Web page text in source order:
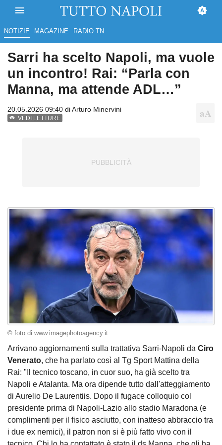
NOTIZIE MAGAZINE RADIO TN
Sarri ha scelto Napoli, ma vuole
un incontro! Rai: “Parla con
Manna, ma attende ADL…”
20.05.2026 09:40 diArturo Minervini
VEDI LETTURE
© foto di www.imagephotoagency.it
Arrivano aggiornamenti sulla trattativa Sarri-Napoli da Ciro
Venerato, che ha parlato così al Tg Sport Mattina della
Rai: "Il tecnico toscano, in cuor suo, ha già scelto tra
Napoli e Atalanta. Ma ora dipende tutto dall'atteggiamento
di Aurelio De Laurentiis. Dopo il fugace colloquio col
presidente prima di Napoli-Lazio allo stadio Maradona (e
complimenti per il fisico asciutto, con inatteso abbraccio tra
i due ex nemici), il patron non si è più fatto vivo con il